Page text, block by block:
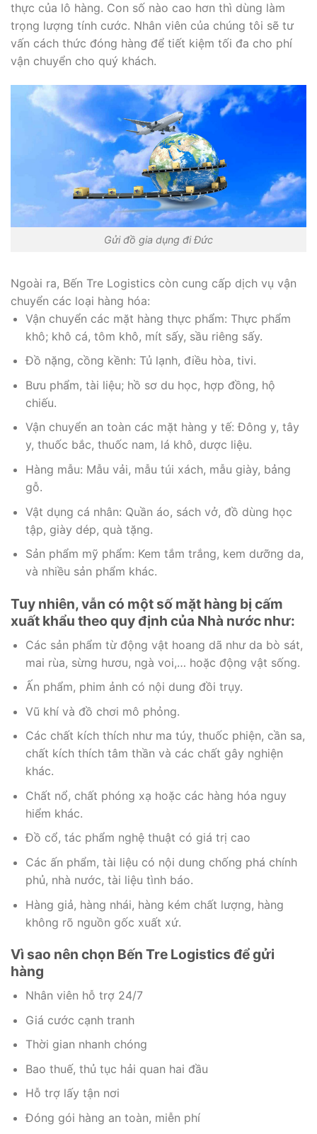
thực của lô hàng. Con số nào cao hơn thì dùng làm
trọng lượng tính cước. Nhân viên của chúng tôi sẽ tư
vấn cách thức đóng hàng để tiết kiệm tối đa cho phí
vận chuyển cho quý khách.
Gửi đồ gia dụng đi Đức
Ngoài ra, Bến Tre Logistics còn cung cấp dịch vụ vận
chuyển các loại hàng hóa:
Vận chuyển các mặt hàng thực phẩm: Thực phẩm
khô; khô cá, tôm khô, mít sấy, sầu riêng sấy.
Đồ nặng, cồng kềnh: Tủ lạnh, điều hòa, tivi.
Bưu phẩm, tài liệu; hồ sơ du học, hợp đồng, hộ
chiếu.
Vận chuyển an toàn các mặt hàng y tế: Đông y, tây
y, thuốc bắc, thuốc nam, lá khô, dược liệu.
Hàng mẫu: Mẫu vải, mẫu túi xách, mẫu giày, bảng
gỗ.
Vật dụng cá nhân: Quần áo, sách vở, đồ dùng học
tập, giày dép, quà tặng.
Sản phẩm mỹ phẩm: Kem tắm trắng, kem dưỡng da,
và nhiều sản phẩm khác.
Tuy nhiên, vẫn có một số mặt hàng bị cấm
xuất khẩu theo quy định của Nhà nước như:
Các sản phẩm từ động vật hoang dã như da bò sát,
mai rùa, sừng hươu, ngà voi,… hoặc động vật sống.
Ấn phẩm, phim ảnh có nội dung đồi trụy.
Vũ khí và đồ chơi mô phỏng.
Các chất kích thích như ma túy, thuốc phiện, cần sa,
chất kích thích tâm thần và các chất gây nghiện
khác.
Chất nổ, chất phóng xạ hoặc các hàng hóa nguy
hiểm khác.
Đồ cổ, tác phẩm nghệ thuật có giá trị cao
Các ấn phẩm, tài liệu có nội dung chống phá chính
phủ, nhà nước, tài liệu tình báo.
Hàng giả, hàng nhái, hàng kém chất lượng, hàng
không rõ nguồn gốc xuất xứ.
Vì sao nên chọn Bến Tre Logistics để gửi
hàng
Nhân viên hỗ trợ 24/7
Giá cước cạnh tranh
Thời gian nhanh chóng
Bao thuế, thủ tục hải quan hai đầu
Hỗ trợ lấy tận nơi
Đóng gói hàng an toàn, miễn phí